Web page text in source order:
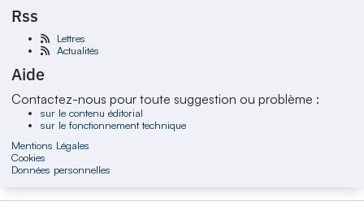
Rss
Lettres
Actualités
Aide
Contactez-nous pour toute suggestion ou problème :
sur le contenu éditorial
sur le fonctionnement technique
Mentions Légales
Cookies
Données personnelles